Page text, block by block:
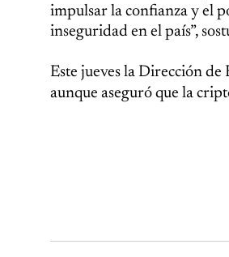
impulsar la confianza y el
inseguridad en el país”,
Este jueves la Dirección
aunque aseguró que la